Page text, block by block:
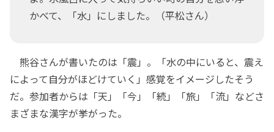
かべて、「水」にしました。（平松さん）
熊谷さんが書いたのは「震」。「水の中にいると、震え
によって自分がほどけていく」感覚をイメージしたそう
だ。参加者からは「天」「今」「続」「旅」「流」などさ
まざまな漢字が挙がった。